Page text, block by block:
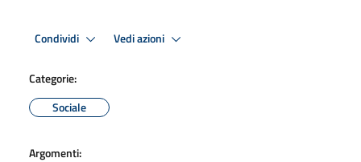
Condividi Vedi azioni
Categorie:
Sociale
Argomenti: